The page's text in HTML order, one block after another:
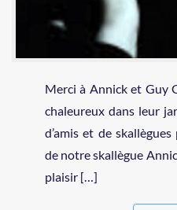
Merci à Annick et Guy
chaleureux dans leur
d’amis et de
de notre skallègue
plaisir […]